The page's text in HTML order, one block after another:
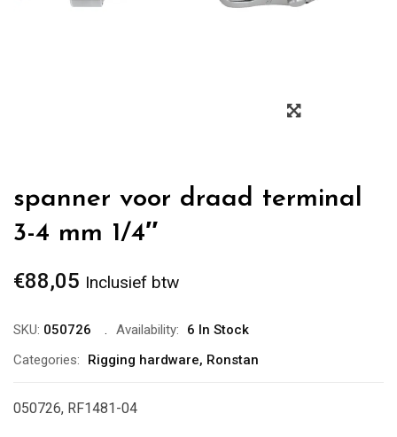
Zoom
spanner voor draad terminal
3-4 mm 1/4″
€88,05 Inclusief btw
SKU: 050726 Availability:
6 In Stock
Categories:
Rigging hardware, Ronstan
050726, RF1481-04